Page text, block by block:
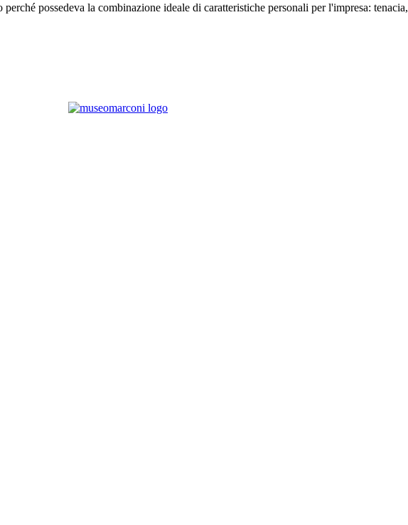
possedeva la combinazione ideale di caratteristiche personali per l'impresa: